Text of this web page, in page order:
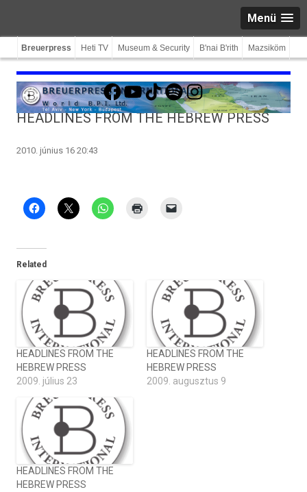
Menü
Breuerpress Heti TV Museum & Security B'nai B'rith Mazsiköm
Facebook
YouTube
TikTokSpotifyInstagram
HEADLINES FROM THE HEBREW PRESS
2010. június 16 20:43
Related
HEADLINES FROM THE
HEBREW PRESS
2009. július 23
HEADLINES FROM THE
HEBREW PRESS
2009. augusztus 9
HEADLINES FROM THE
HEBREW PRESS